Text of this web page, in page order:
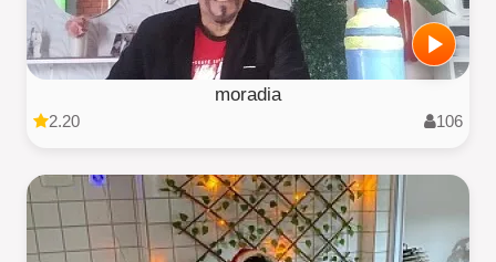
moradia
2.20 106